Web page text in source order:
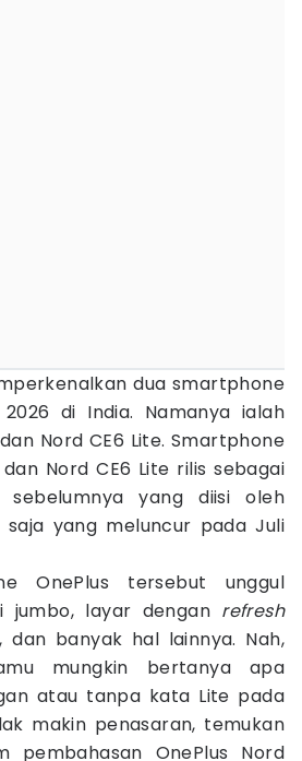
dua smartphone
di India. Namanya ialah
Nord CE6 Lite. Smartphone
Nord CE6 Lite rilis sebagai
sebelumnya yang diisi oleh
saja yang meluncur pada Juli
OnePlus tersebut unggul
layar dengan refresh
banyak hal lainnya. Nah,
mungkin bertanya apa
atau tanpa kata Lite pada
makin penasaran, temukan
pembahasan OnePlus Nord